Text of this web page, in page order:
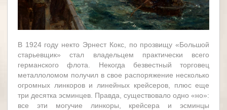
В 1924 году некто Эрнест Кокс, по прозвищу «Большой
старьевщик» стал владельцем практически всего
германского флота. Некогда безвестный торговец
металлоломом получил в свое распоряжение несколько
огромных линкоров и линейных крейсеров, плюс еще
три десятка эсминцев. Правда, существовало одно «но»:
все эти могучие линкоры, крейсера и эсминцы